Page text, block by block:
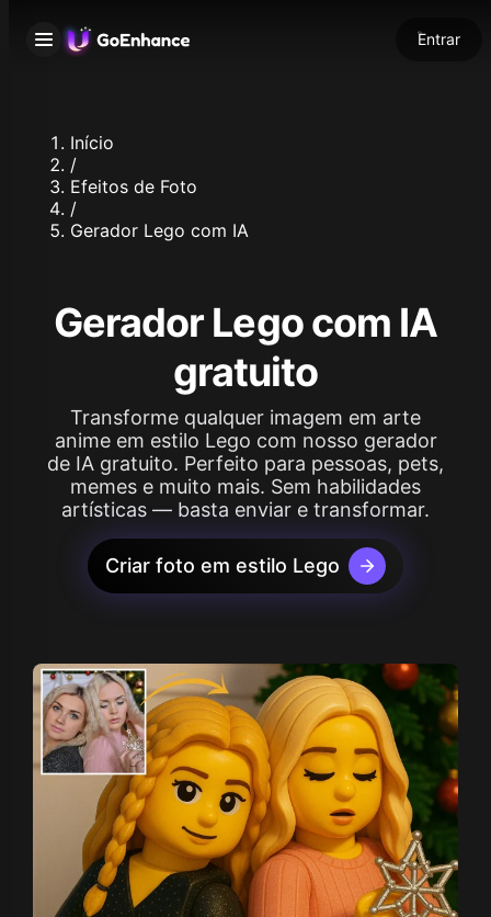
Entrar
Início
/
Efeitos de Foto
/
Gerador Lego com IA
Gerador Lego com IA
gratuito
Transforme qualquer imagem em arte
anime em estilo Lego com nosso gerador
de IA gratuito. Perfeito para pessoas, pets,
memes e muito mais. Sem habilidades
artísticas — basta enviar e transformar.
Criar foto em estilo Lego